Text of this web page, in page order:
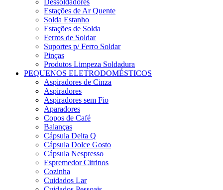
Dessoldadores
Estações de Ar Quente
Solda Estanho
Estações de Solda
Ferros de Soldar
Suportes p/ Ferro Soldar
Pinças
Produtos Limpeza Soldadura
PEQUENOS ELETRODOMÉSTICOS
Aspiradores de Cinza
Aspiradores
Aspiradores sem Fio
Aparadores
Copos de Café
Balanças
Cápsula Delta Q
Cápsula Dolce Gosto
Cápsula Nespresso
Espremedor Citrinos
Cozinha
Cuidados Lar